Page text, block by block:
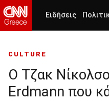
Ειδήσεις
CULTURE
Ο Τζακ
Erdmann που